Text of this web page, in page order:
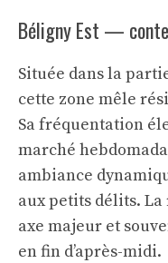
Béligny Est —
Située dans la
cette zone mêle
Sa fréquentation
marché
ambiance
aux petits délits.
axe majeur et
en fin d’après-midi.